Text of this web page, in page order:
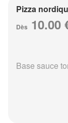
Pizza
Dès 10.00
Base sauce